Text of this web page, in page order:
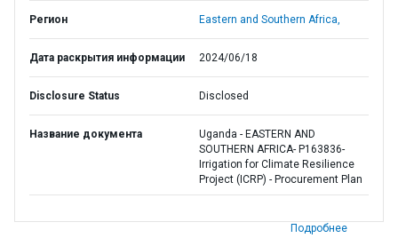
Регион Eastern and Southern Africa,
Дата раскрытия информации 2024/06/18
Disclosure Status Disclosed
Название документа
Uganda - EASTERN AND
SOUTHERN AFRICA- P163836-
Irrigation for Climate Resilience
Project (ICRP) - Procurement Plan
Подробнее